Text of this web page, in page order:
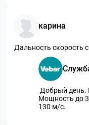
карина
Дальность скорость
Добрый день.
Мощность до
130 м/с.